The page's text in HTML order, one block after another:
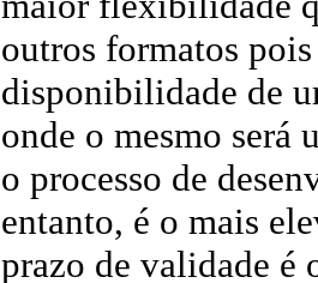
outros formatos
disponibilidade de
onde o mesmo
o processo de
entanto, é o mais
prazo de validade é